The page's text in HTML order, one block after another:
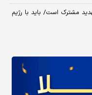
مشترک است/ باید با رژیم